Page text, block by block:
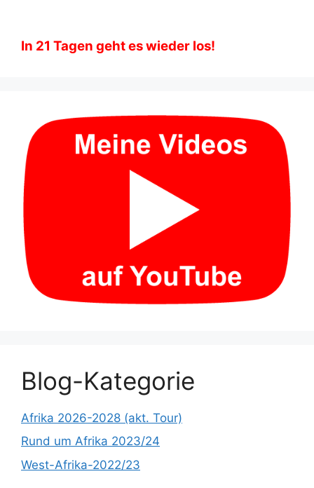
In 21 Tagen geht es wieder los!
Blog-Kategorie
Afrika 2026-2028 (akt. Tour)
Rund um Afrika 2023/24
West-Afrika-2022/23